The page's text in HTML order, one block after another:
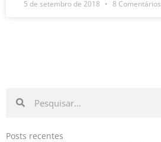
5 de setembro de 2018 8 Comentários
Posts recentes